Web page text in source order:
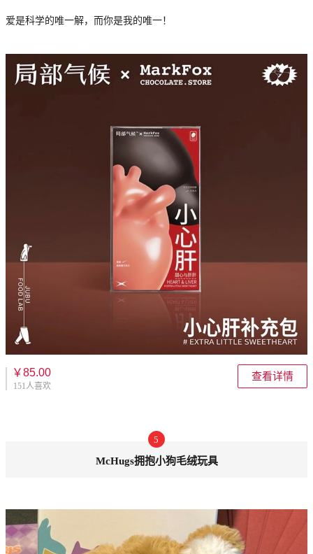
爱是科学的唯一解，而你是我的唯一！
￥85.00
151人喜欢
查看详情
5
McHugs拥抱小狗毛绒玩具